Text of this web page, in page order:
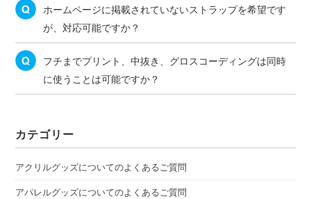
ホームページに掲載されていないストラップを希望です
が、対応可能ですか？
フチまでプリント、中抜き、グロスコーディングは同時
に使うことは可能ですか？
カテゴリー
アクリルグッズについてのよくあるご質問
アパレルグッズについてのよくあるご質問